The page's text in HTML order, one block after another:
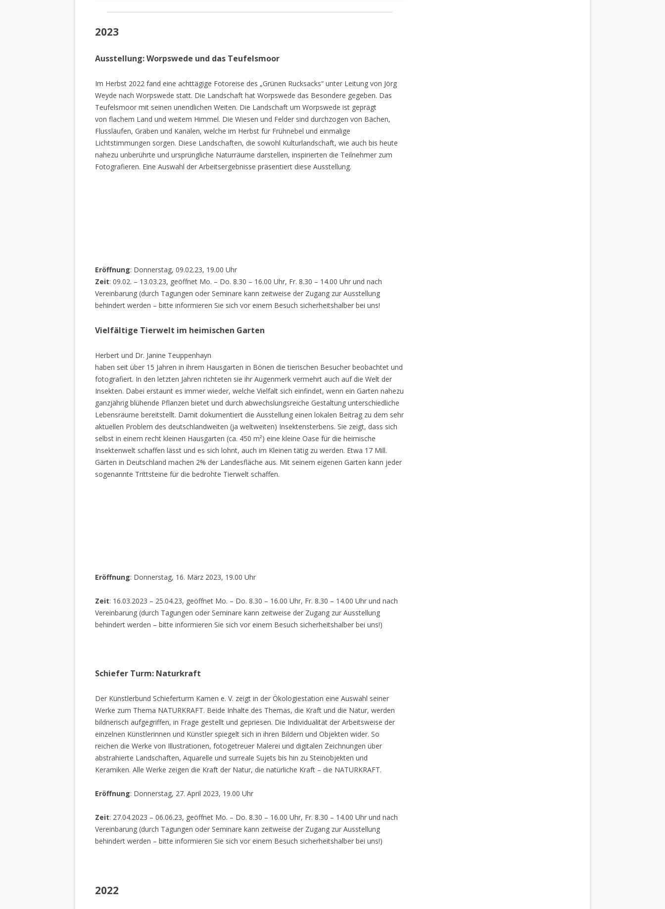
2023
Ausstellung: Worpswede und das Teufelsmoor
Im Herbst 2022 fand eine achttägige Fotoreise des „Grünen Rucksacks“ unter Leitung von Jörg
Weyde nach Worpswede statt. Die Landschaft hat Worpswede das Besondere gegeben. Das
Teufelsmoor mit seinen unendlichen Weiten. Die Landschaft um Worpswede ist geprägt
von flachem Land und weitem Himmel. Die Wiesen und Felder sind durchzogen von Bächen,
Flussläufen, Gräben und Kanälen, welche im Herbst für Frühnebel und einmalige
Lichtstimmungen sorgen. Diese Landschaften, die sowohl Kulturlandschaft, wie auch bis heute
nahezu unberührte und ursprüngliche Naturräume darstellen, inspirierten die Teilnehmer zum
Fotografieren. Eine Auswahl der Arbeitsergebnisse präsentiert diese Ausstellung.
Eröffnung: Donnerstag, 09.02.23, 19.00 Uhr
Zeit: 09.02. – 13.03.23, geöffnet Mo. – Do. 8.30 – 16.00 Uhr, Fr. 8.30 – 14.00 Uhr und nach
Vereinbarung (durch Tagungen oder Seminare kann zeitweise der Zugang zur Ausstellung
behindert werden – bitte informieren Sie sich vor einem Besuch sicherheitshalber bei uns!
Vielfältige Tierwelt im heimischen Garten
Herbert und Dr. Janine Teuppenhayn
haben seit über 15 Jahren in ihrem Hausgarten in Bönen die tierischen Besucher beobachtet und
fotografiert. In den letzten Jahren richteten sie ihr Augenmerk vermehrt auch auf die Welt der
Insekten. Dabei erstaunt es immer wieder, welche Vielfalt sich einfindet, wenn ein Garten nahezu
ganzjährig blühende Pflanzen bietet und durch abwechslungsreiche Gestaltung unterschiedliche
Lebensräume bereitstellt. Damit dokumentiert die Ausstellung einen lokalen Beitrag zu dem sehr
aktuellen Problem des deutschlandweiten (ja weltweiten) Insektensterbens. Sie zeigt, dass sich
selbst in einem recht kleinen Hausgarten (ca. 450 m²) eine kleine Oase für die heimische
Insektenwelt schaffen lässt und es sich lohnt, auch im Kleinen tätig zu werden. Etwa 17 Mill.
Gärten in Deutschland machen 2% der Landesfläche aus. Mit seinem eigenen Garten kann jeder
sogenannte Trittsteine für die bedrohte Tierwelt schaffen.
Eröffnung: Donnerstag, 16. März 2023, 19.00 Uhr
Zeit: 16.03.2023 – 25.04.23, geöffnet Mo. – Do. 8.30 – 16.00 Uhr, Fr. 8.30 – 14.00 Uhr und nach
Vereinbarung (durch Tagungen oder Seminare kann zeitweise der Zugang zur Ausstellung
behindert werden – bitte informieren Sie sich vor einem Besuch sicherheitshalber bei uns!)
Schiefer Turm: Naturkraft
Der Künstlerbund Schieferturm Kamen e. V. zeigt in der Ökologiestation eine Auswahl seiner
Werke zum Thema NATURKRAFT. Beide Inhalte des Themas, die Kraft und die Natur, werden
bildnerisch aufgegriffen, in Frage gestellt und gepriesen. Die Individualität der Arbeitsweise der
einzelnen Künstlerinnen und Künstler spiegelt sich in ihren Bildern und Objekten wider. So
reichen die Werke von Illustrationen, fotogetreuer Malerei und digitalen Zeichnungen über
abstrahierte Landschaften, Aquarelle und surreale Sujets bis hin zu Steinobjekten und
Keramiken. Alle Werke zeigen die Kraft der Natur, die natürliche Kraft – die NATURKRAFT.
Eröffnung: Donnerstag, 27. April 2023, 19.00 Uhr
Zeit: 27.04.2023 – 06.06.23, geöffnet Mo. – Do. 8.30 – 16.00 Uhr, Fr. 8.30 – 14.00 Uhr und nach
Vereinbarung (durch Tagungen oder Seminare kann zeitweise der Zugang zur Ausstellung
behindert werden – bitte informieren Sie sich vor einem Besuch sicherheitshalber bei uns!)
2022